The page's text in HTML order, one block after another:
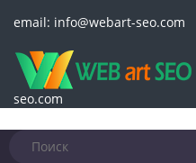
email: info@webart-seo.com
seo.com